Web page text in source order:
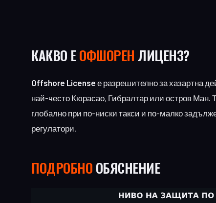
КАКВО ЕОФШОРЕН ЛИЦЕНЗ?
Offshore License е разрешително за хазартна
най-често Кюрасао, Гибралтар или остров Ман.
глобално при по-ниски такси и по-малко
регулатори.
ПОДРОБНО ОБЯСНЕНИЕ